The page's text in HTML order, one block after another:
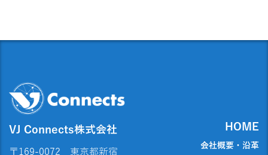
VJ Connects株式会社
〒169-0072 東京都新宿
HOME
会社概要・沿革